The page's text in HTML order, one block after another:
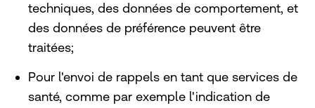
techniques, des données de comportement, et
des données de préférence peuvent être
traitées;
Pour l'envoi de rappels en tant que services de
santé, comme par exemple l'indication de